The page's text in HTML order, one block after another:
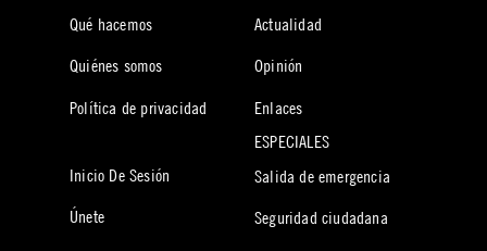
Qué hacemos
Quiénes somos
Política de privacidad
Inicio De Sesión
Únete
Actualidad
Opinión
Enlaces
ESPECIALES
Salida de emergencia
Seguridad ciudadana